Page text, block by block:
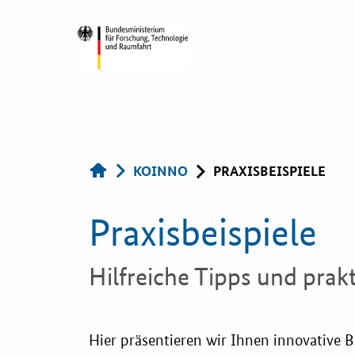
KOINNO
Services
Innovative
Beschaffung
KOINNO PRAXISBEISPIELE
Praxisbeispiele
Hilfreiche Tipps und
Hier präsentieren wir Ihnen innovative